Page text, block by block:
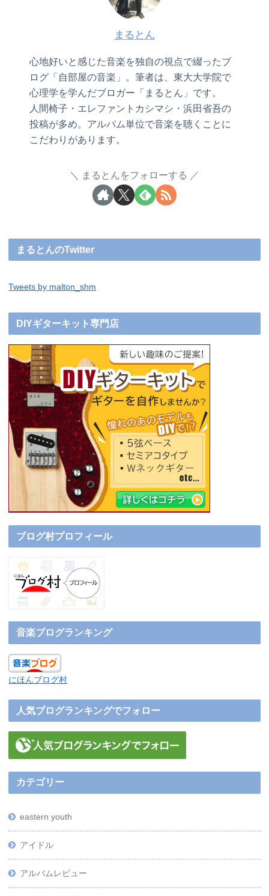
まるとん
心地好いと感じた音楽を独自の視点で綴ったブ
ログ「自部屋の音楽」。筆者は、東大大学院で
心理学を学んだブロガー「まるとん」です。
人間椅子・エレファントカシマシ・浜田省吾の
投稿が多め。アルバム単位で音楽を聴くことに
こだわりがあります。
まるとんをフォローする
まるとんのTwitter
Tweets by malton_shm
DIYギターキット専門店
ブログ村プロフィール
音楽ブログランキング
にほんブログ村
人気ブログランキングでフォロー
カテゴリー
eastern youth
アイドル
アルバムレビュー